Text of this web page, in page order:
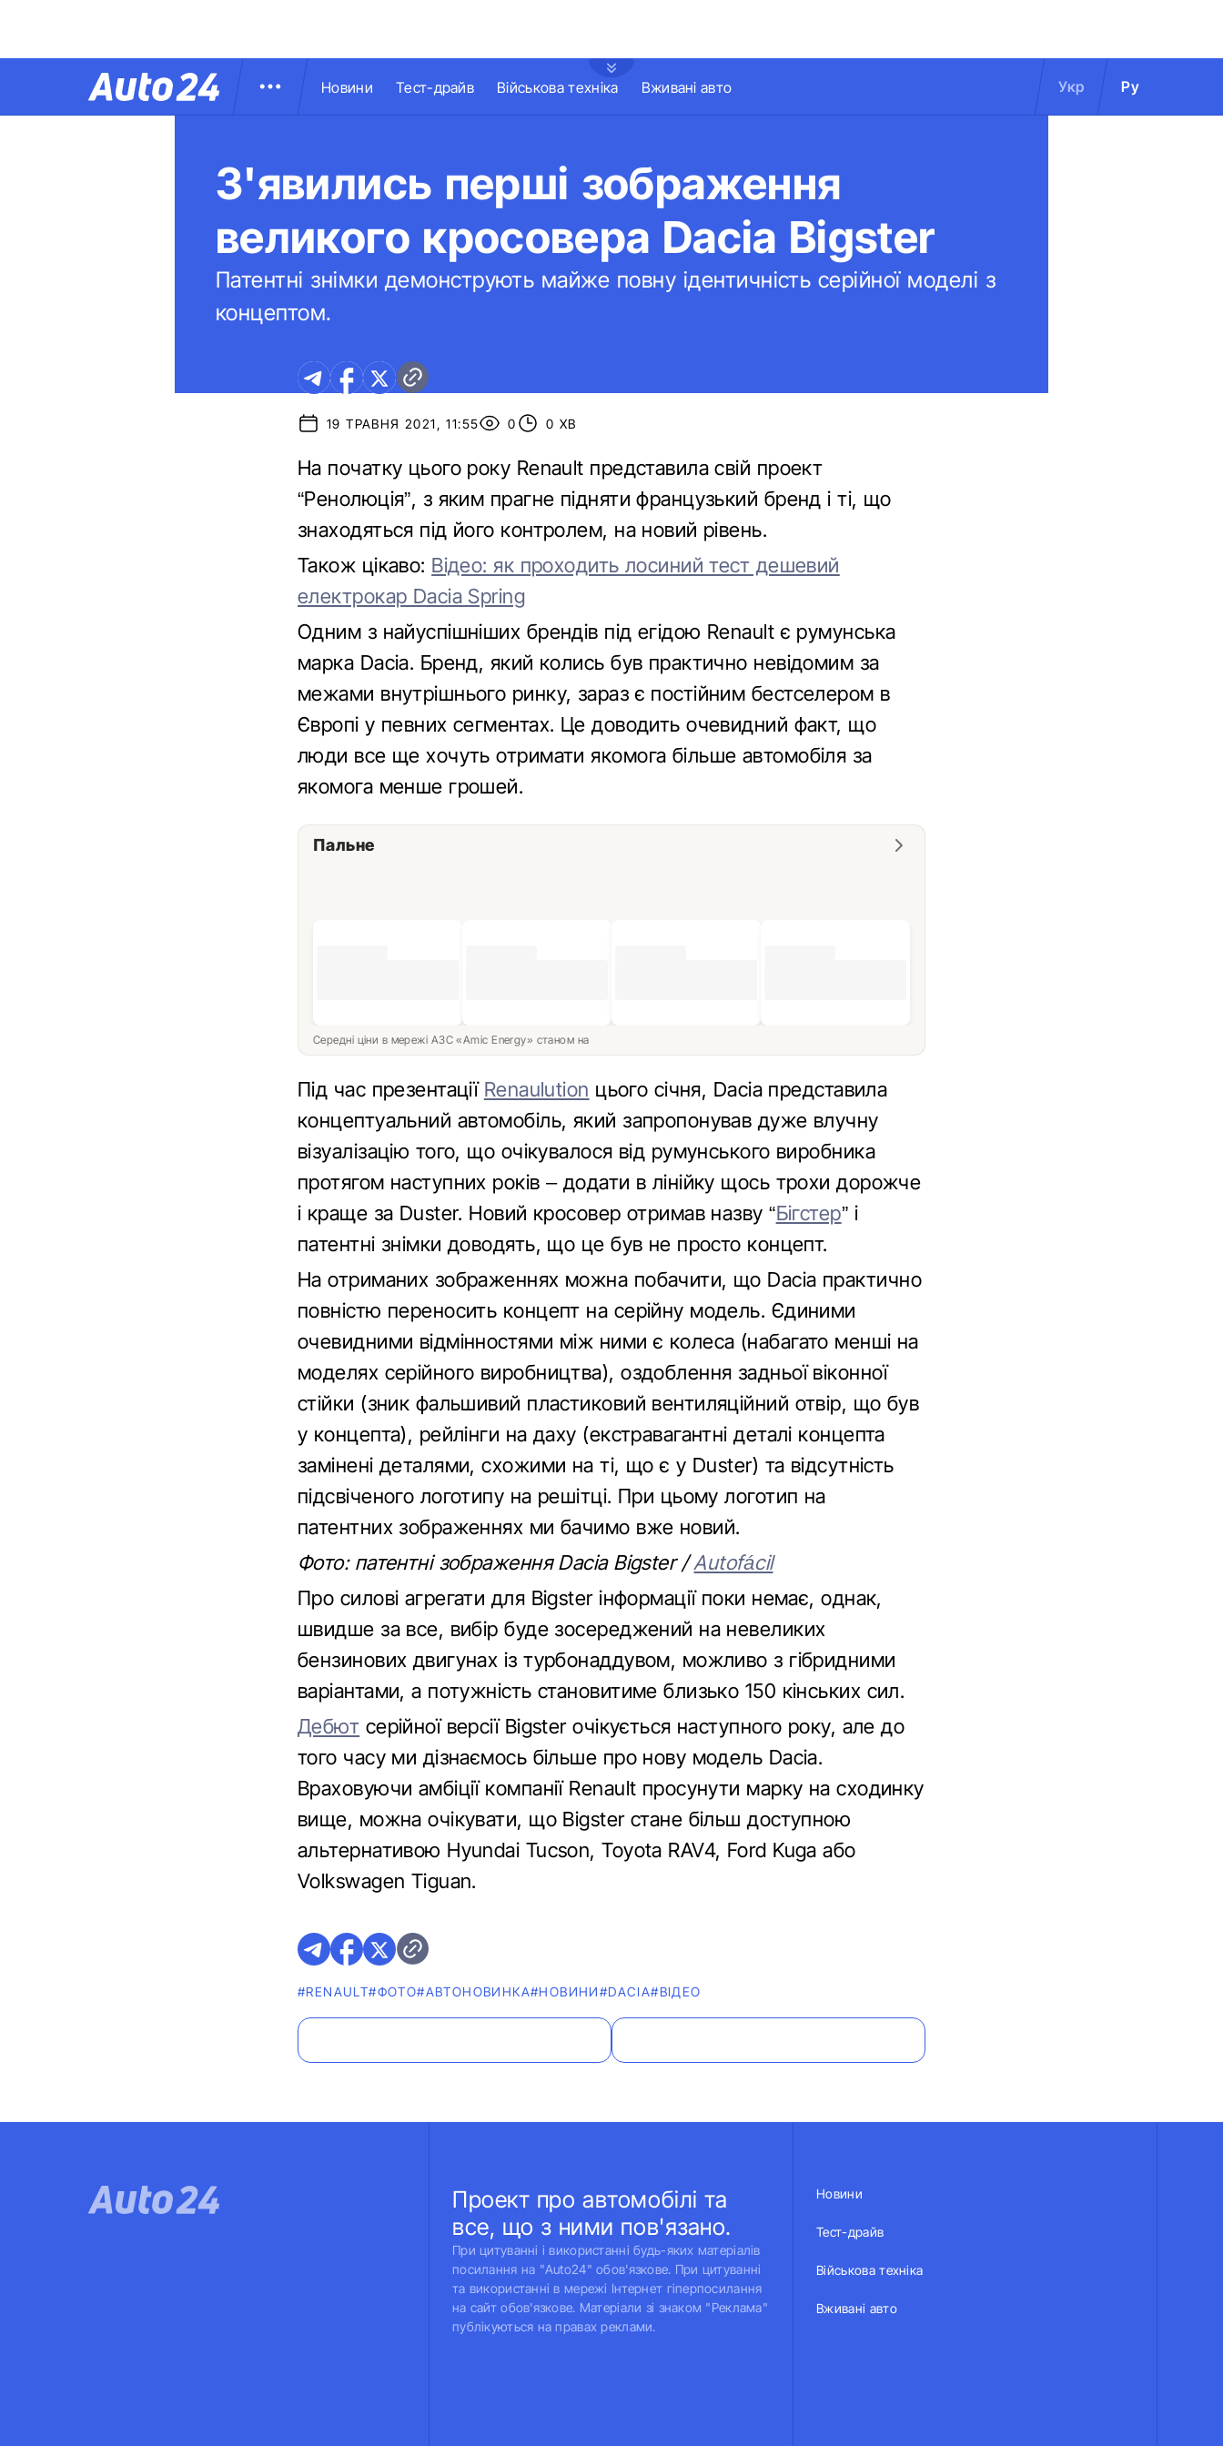
Новини Тест-драйв Військова техніка Вживані авто Укр Ру
З'явились перші зображення
великого кросовера Dacia Bigster
Патентні знімки демонструють майже повну ідентичність серійної моделі з
концептом.
19 ТРАВНЯ 2021, 11:55 0 0 ХВ
На початку цього року Renault представила свій проект
“Ренолюція”, з яким прагне підняти французький бренд і ті, що
знаходяться під його контролем, на новий рівень.
Також цікаво: Відео: як проходить лосиний тест дешевий
електрокар Dacia Spring
Одним з найуспішніших брендів під егідою Renault є румунська
марка Dacia. Бренд, який колись був практично невідомим за
межами внутрішнього ринку, зараз є постійним бестселером в
Європі у певних сегментах. Це доводить очевидний факт, що
люди все ще хочуть отримати якомога більше автомобіля за
якомога менше грошей.
Пальне
Середні ціни в мережі АЗС «Amic Energy» станом на
Під час презентації Renaulution цього січня, Dacia представила
концептуальний автомобіль, який запропонував дуже влучну
візуалізацію того, що очікувалося від румунського виробника
протягом наступних років – додати в лінійку щось трохи дорожче
і краще за Duster. Новий кросовер отримав назву “Бігстер” і
патентні знімки доводять, що це був не просто концепт.
На отриманих зображеннях можна побачити, що Dacia практично
повністю переносить концепт на серійну модель. Єдиними
очевидними відмінностями між ними є колеса (набагато менші на
моделях серійного виробництва), оздоблення задньої віконної
стійки (зник фальшивий пластиковий вентиляційний отвір, що був
у концепта), рейлінги на даху (екстравагантні деталі концепта
замінені деталями, схожими на ті, що є у Duster) та відсутність
підсвіченого логотипу на решітці. При цьому логотип на
патентних зображеннях ми бачимо вже новий.
Фото: патентні зображення Dacia Bigster /Autofácil
Про силові агрегати для Bigster інформації поки немає, однак,
швидше за все, вибір буде зосереджений на невеликих
бензинових двигунах із турбонаддувом, можливо з гібридними
варіантами, а потужність становитиме близько 150 кінських сил.
Дебют серійної версії Bigster очікується наступного року, але до
того часу ми дізнаємось більше про нову модель Dacia.
Враховуючи амбіції компанії Renault просунути марку на сходинку
вище, можна очікувати, що Bigster стане більш доступною
альтернативою Hyundai Tucson, Toyota RAV4, Ford Kuga або
Volkswagen Tiguan.
#RENAULT#ФОТО#АВТОНОВИНКА#НОВИНИ#DACIA#ВІДЕО
Проект про автомобілі та
все, що з ними пов'язано.
При цитуванні і використанні будь-яких матеріалів
посилання на "Auto24" обов'язкове. При цитуванні
та використанні в мережі Інтернет гіперпосилання
на сайт обов'язкове. Матеріали зі знаком "Реклама"
публікуються на правах реклами.
Новини
Тест-драйв
Військова техніка
Вживані авто